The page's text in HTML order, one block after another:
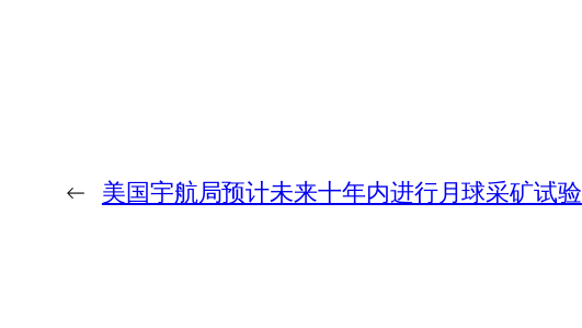
← 美国宇航局预计未来十年内进行月球采矿试验